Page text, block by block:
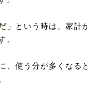
」
という時は、家計
。
、使う分が多くなる